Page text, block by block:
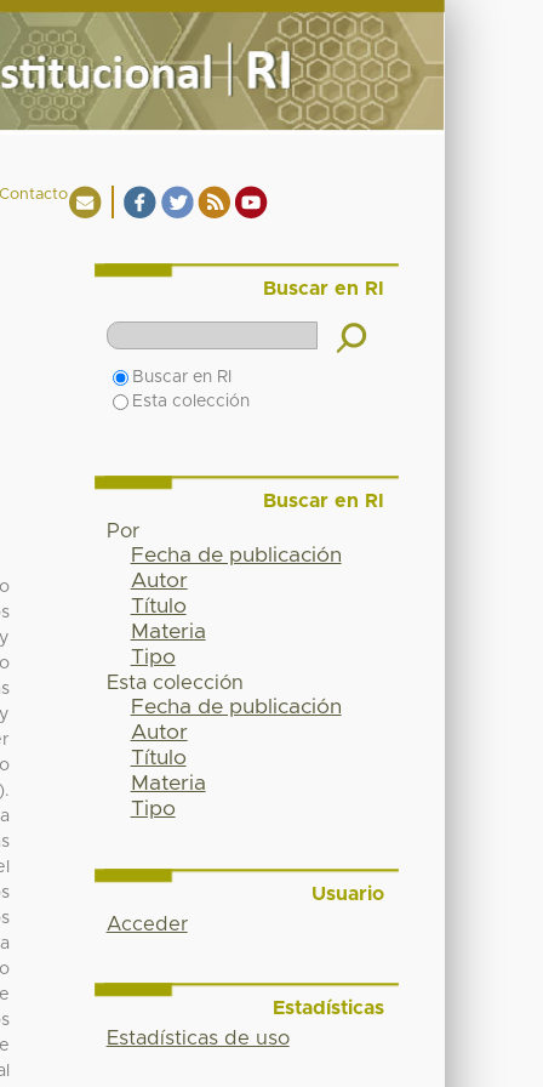
Buscar en RI
Buscar en RI
Esta colección
Buscar en RI
Por
Fecha de publicación
Autor
Título
Materia
Tipo
Esta colección
Fecha de publicación
Autor
Título
Materia
Tipo
Usuario
Acceder
Estadísticas
Estadísticas de uso